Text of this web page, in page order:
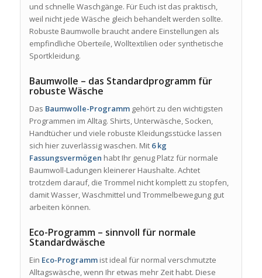
und schnelle Waschgänge. Für Euch ist das praktisch,
weil nicht jede Wäsche gleich behandelt werden sollte.
Robuste Baumwolle braucht andere Einstellungen als
empfindliche Oberteile, Wolltextilien oder synthetische
Sportkleidung.
Baumwolle – das Standardprogramm für
robuste Wäsche
Das Baumwolle-Programmgehört zu den wichtigsten
Programmen im Alltag. Shirts, Unterwäsche, Socken,
Handtücher und viele robuste Kleidungsstücke lassen
sich hier zuverlässig waschen. Mit 6 kg
Fassungsvermögen habt Ihr genug Platz für normale
Baumwoll-Ladungen kleinerer Haushalte. Achtet
trotzdem darauf, die Trommel nicht komplett zu stopfen,
damit Wasser, Waschmittel und Trommelbewegung gut
arbeiten können.
Eco-Programm – sinnvoll für normale
Standardwäsche
Ein Eco-Programmist ideal für normal verschmutzte
Alltagswäsche, wenn Ihr etwas mehr Zeit habt. Diese